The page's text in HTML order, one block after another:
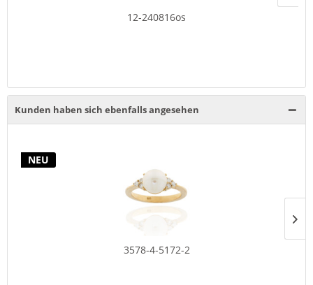
12-240816os
Kunden haben sich ebenfalls angesehen
NEU
3578-4-5172-2